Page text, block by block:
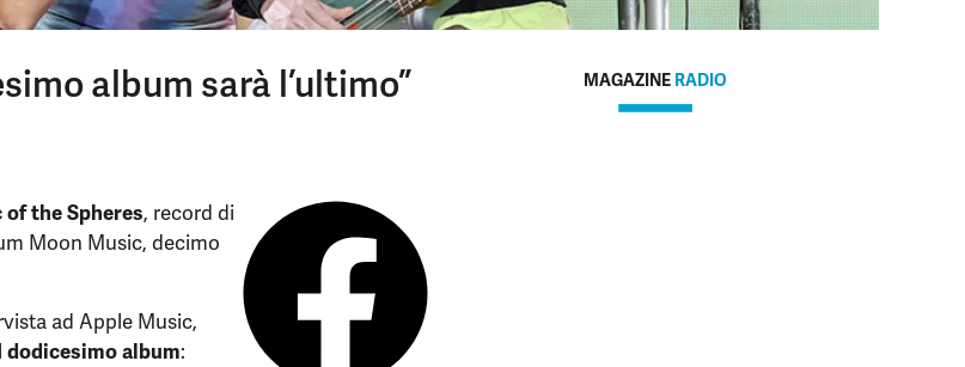
album sarà l’ultimo”
of the Spheres, record di
Moon Music, decimo
ad Apple Music,
dodicesimo album:
MAGAZINE RADIO